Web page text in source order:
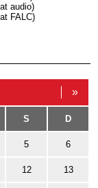
audio)
FALC)
»
S D
5 6
12 13